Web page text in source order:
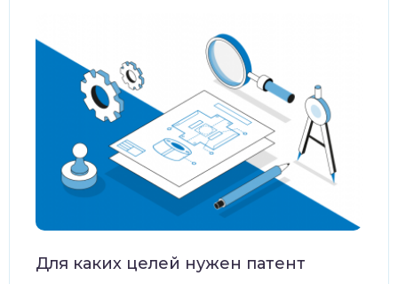
Для каких целей нужен патент